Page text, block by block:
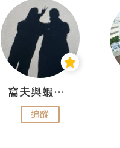
窩夫與蝦子餅
追蹤